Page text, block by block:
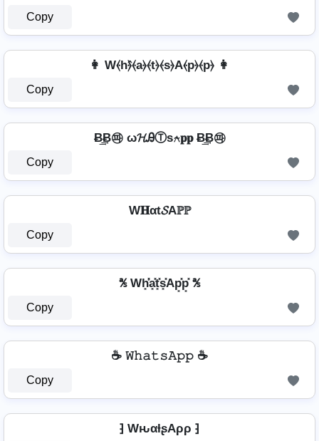
Copy
👩 W⦑h⦒̂⦑a⦒⦑t⦒⦑s⦒A⦑p⦒⦑p⦒ 👩
Copy
Ƀ͢͢͢Ƀ㉺ ω𝓗ᎯⓉѕ⍲𝐩𝐩 Ƀ͢͢͢Ƀ㉺
Copy
W𝐇αt𝓢Aℙℙ
Copy
℁ Wh͓̽̾a͓̽t͓̽s͓̽Ap͓̽p͓̽ ℁
Copy
☕ 𝚆𝚑𝚊𝚝𝚜𝙰𝚙𝚙 ☕
Copy
⁆ WԋαƚʂAρρ ⁆